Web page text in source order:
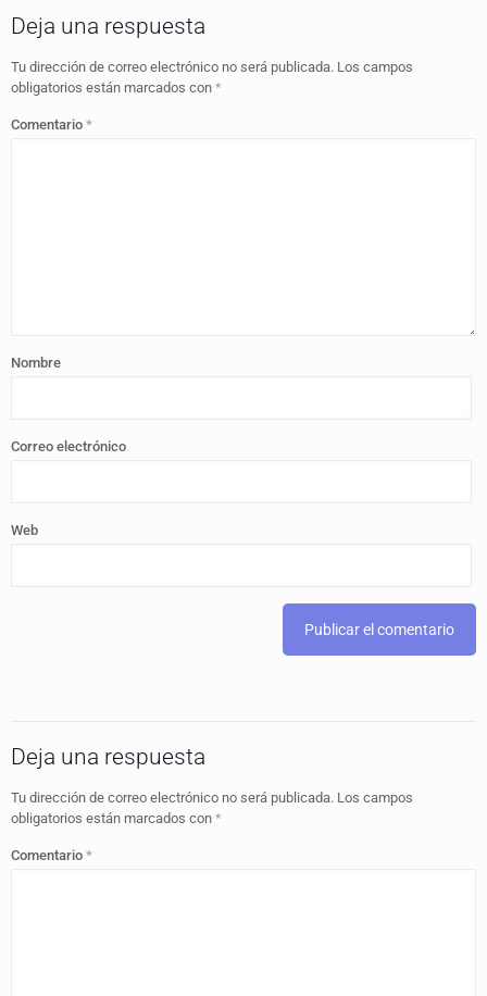
Deja una respuesta
Tu dirección de correo electrónico no será publicada. Los campos
obligatorios están marcados con *
Comentario *
Nombre
Correo electrónico
Web
Deja una respuesta
Tu dirección de correo electrónico no será publicada. Los campos
obligatorios están marcados con *
Comentario *